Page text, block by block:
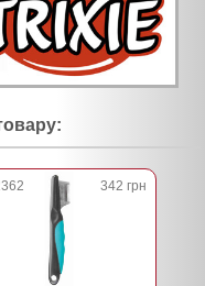
342 грн